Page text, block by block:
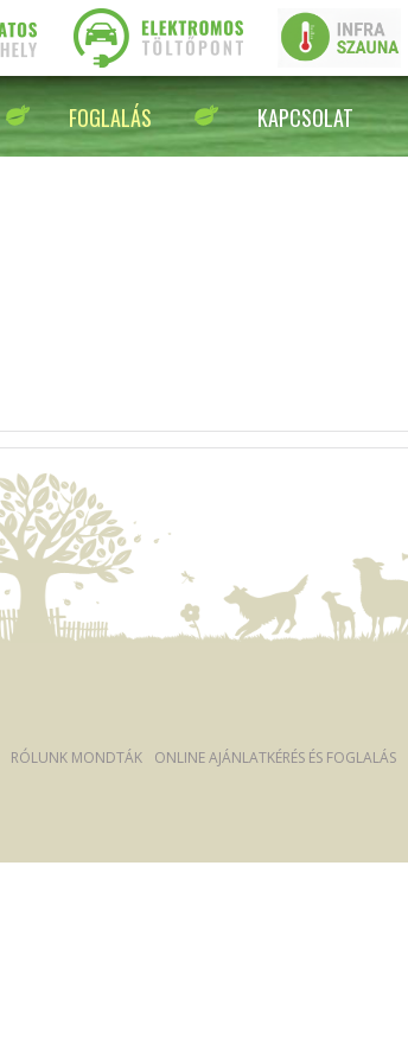
FOGLALÁS KAPCSOLAT
RÓLUNK MONDTÁK ONLINE AJÁNLATKÉRÉS ÉS FOGLALÁS